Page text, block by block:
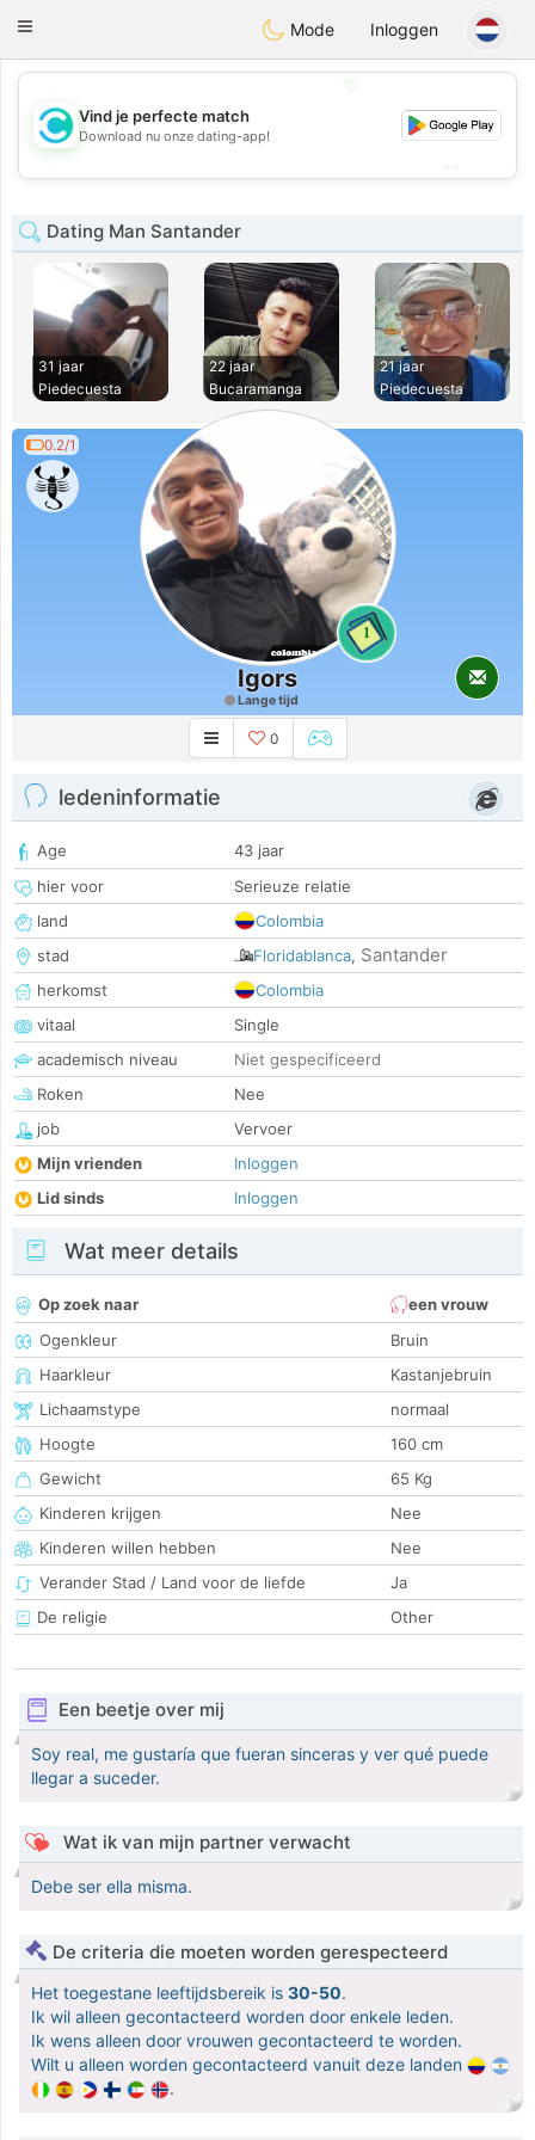
olombiaCitas
Toggle
Mode Inloggen
💖
💕
Vind je perfecte match
Download nu onze dating-app!
Dating Man Santander
31 jaar
Piedecuesta
22 jaar
Bucaramanga
21 jaar
Piedecuesta
0.2/1
1
Igors
Lange tijd
0
ledeninformatie
Age
43 jaar
hier voor
Serieuze relatie
land
Colombia
stad
Floridablanca, Santander
herkomst
Colombia
vitaal
Single
academisch niveau
Niet gespecificeerd
Roken
Nee
job
Vervoer
Mijn vrienden
Inloggen
Lid sinds
Inloggen
Wat meer details
Op zoek naar
een vrouw
Ogenkleur
Bruin
Haarkleur
Kastanjebruin
Lichaamstype
normaal
Hoogte
160 cm
Gewicht
65 Kg
Kinderen krijgen
Nee
Kinderen willen hebben
Nee
Verander Stad / Land voor de liefde
Ja
De religie
Other
Een beetje over mij
Soy real, me gustaría que fueran sinceras y ver qué puede
llegar a suceder.
Wat ik van mijn partner verwacht
Debe ser ella misma.
De criteria die moeten worden gerespecteerd
Het toegestane leeftijdsbereik is 30-50.
Ik wil alleen gecontacteerd worden door enkele leden.
Ik wens alleen door vrouwen gecontacteerd te worden.
Wilt u alleen worden gecontacteerd vanuit deze landen
.